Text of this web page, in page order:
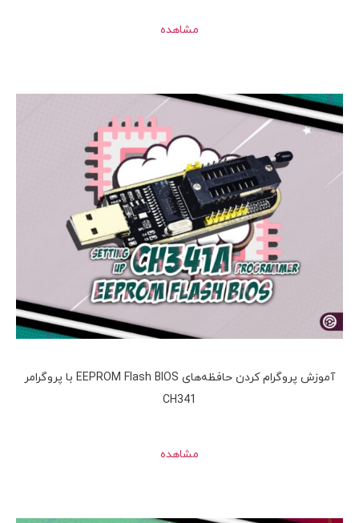
مشاهده
آموزش پروگرام کردن حافظه‌های EEPROM Flash BIOS با پروگرامر
CH341
مشاهده